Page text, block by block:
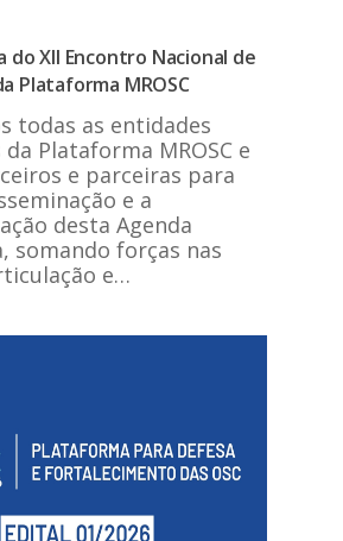
do XII Encontro Nacional de
Plataforma MROSC
todas as entidades
Plataforma MROSC e
e parceiras para
e a
desta Agenda
somando forças nas
e…